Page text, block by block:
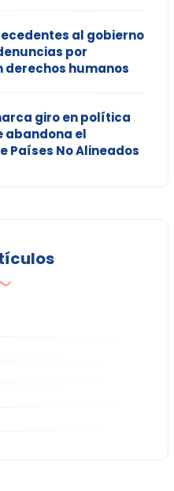
al gobierno
por
derechos humanos
giro en política
abandona el
Países No Alineados